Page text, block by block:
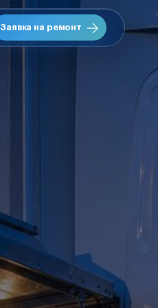
Заявка на ремонт